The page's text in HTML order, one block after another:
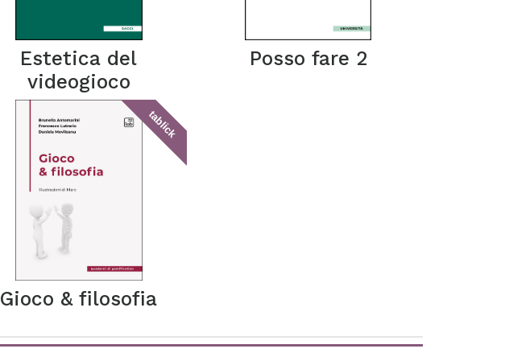
Estetica del
videogioco
Posso fare 2
tablick
Gioco & filosofia